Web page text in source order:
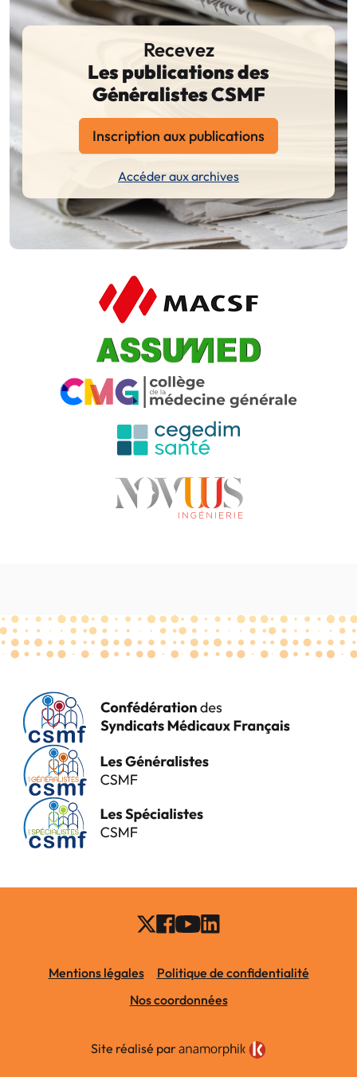
Recevez
Les publications des
Généralistes CSMF
Inscription aux publications
Accéder aux archives
Mentions légales
Politique de confidentialité
Nos coordonnées
Site réalisé par